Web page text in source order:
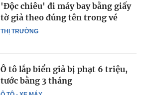
THỊ TRƯỜNG
'Độc chiêu' đi máy bay bằng giấy
tờ giả theo đúng tên trong vé
Ô tô lắp biển giả bị phạt 6 triệu,
tước bằng 3 tháng